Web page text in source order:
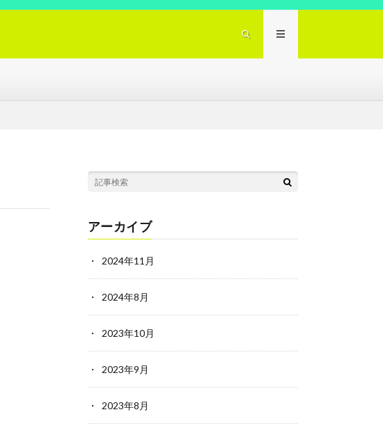
アーカイブ
2024年11月
2024年8月
2023年10月
2023年9月
2023年8月